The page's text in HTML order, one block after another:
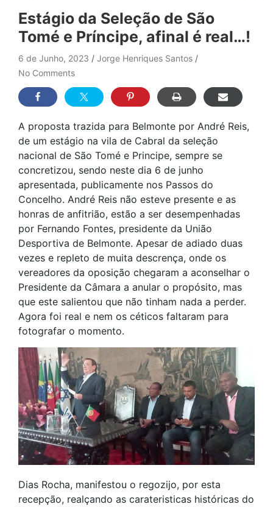
Estágio da Seleção de São
Tomé e Príncipe, afinal é real…!
6 de Junho, 2023
Jorge Henriques Santos
No Comments
A proposta trazida para Belmonte por André Reis,
de um estágio na vila de Cabral da seleção
nacional de São Tomé e Principe, sempre se
concretizou, sendo neste dia 6 de junho
apresentada, publicamente nos Passos do
Concelho. André Reis não esteve presente e as
honras de anfitrião, estão a ser desempenhadas
por Fernando Fontes, presidente da União
Desportiva de Belmonte. Apesar de adiado duas
vezes e repleto de muita descrença, onde os
vereadores da oposição chegaram a aconselhar o
Presidente da Câmara a anular o propósito, mas
que este salientou que não tinham nada a perder.
Agora foi real e nem os céticos faltaram para
fotografar o momento.
Dias Rocha, manifestou o regozijo, por esta
recepção, realçando as carateristicas históricas do